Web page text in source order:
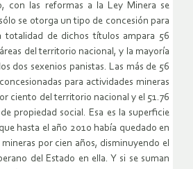
con las reformas a la Ley Minera se
se otorga un tipo de concesión para
totalidad de dichos títulos ampara 56
del territorio nacional, y la mayoría
dos sexenios panistas. Las más de 56
para actividades mineras
ciento del territorio nacional y el 51.76
propiedad social. Esa es la superficie
hasta el año 2010 había quedado en
mineras por cien años, disminuyendo el
del Estado en ella. Y si se suman